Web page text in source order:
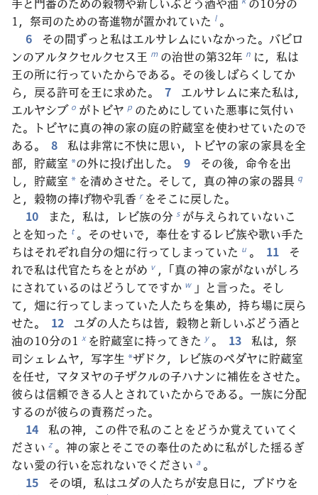
1，祭司のための寄進物が置かれていた l 。
6
その間ずっと私はエルサレムにいなかった。バビロ
ンのアルタクセルクセス王 m の治世の第32年 n に，私は
王の所に行っていたからである。その後しばらくしてか
ら，戻る許可を王に求めた。
7
エルサレムに来た私は，
エルヤシブ o がトビヤ p のためにしていた悪事に気付い
た。トビヤに真の神の家の庭の貯蔵室を使わせていたので
ある。
8
私は非常に不快に思い，トビヤの家の家具を全
部，貯蔵室 *の外に投げ出した。 9
その後，命令を出
し，貯蔵室 * を清めさせた。そして，真の神の家の器具 q
と，穀物の捧げ物や乳香 r をそこに戻した。
10
また，私は，レビ族の分 s が与えられていないこ
とを知った t 。そのせいで，奉仕をするレビ族や歌い手た
ちはそれぞれ自分の畑に行ってしまっていた u 。 11
そ
れで私は代官たちをとがめ v ，「真の神の家がないがしろ
にされているのはどうしてですか w 」と言った。そし
て，畑に行ってしまっていた人たちを集め，持ち場に戻ら
せた。
12
ユダの人たちは皆，穀物と新しいぶどう酒と
油の10分の1 x を貯蔵室に持ってきた y 。 13
私は，祭
司シェレムヤ，写字生 *ザドク，レビ族のペダヤに貯蔵室
を任せ，マタヌヤの子ザクルの子ハナンに補佐をさせた。
彼らは信頼できる人とされていたからである。一族に分配
するのが彼らの責務だった。
14
私の神，この件で私のことをどうか覚えていてく
ださい z 。神の家とそこでの奉仕のために私がした揺るぎ
ない愛の行いを忘れないでください a 。
15
その頃，私はユダの人たちが安息日に，ブドウを